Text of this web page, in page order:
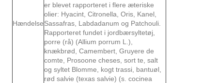
Hændelse
er blevet rapporteret i flere æteriske
olier: Hyacint, Citronella, Oris, Kanel,
Sassafras, Labdadanum og Patchouli.
Rapporteret fundet i jordbærsyltetøj,
porre (rå) (Allium porrum L.),
knækbrød, Camembert, Gruyere de
comte, Prosoone cheses, sort te, salt
og syltet Blomme, kogt trassi, bantuøl,
rød salvie (texas salvie) (s. cocinea